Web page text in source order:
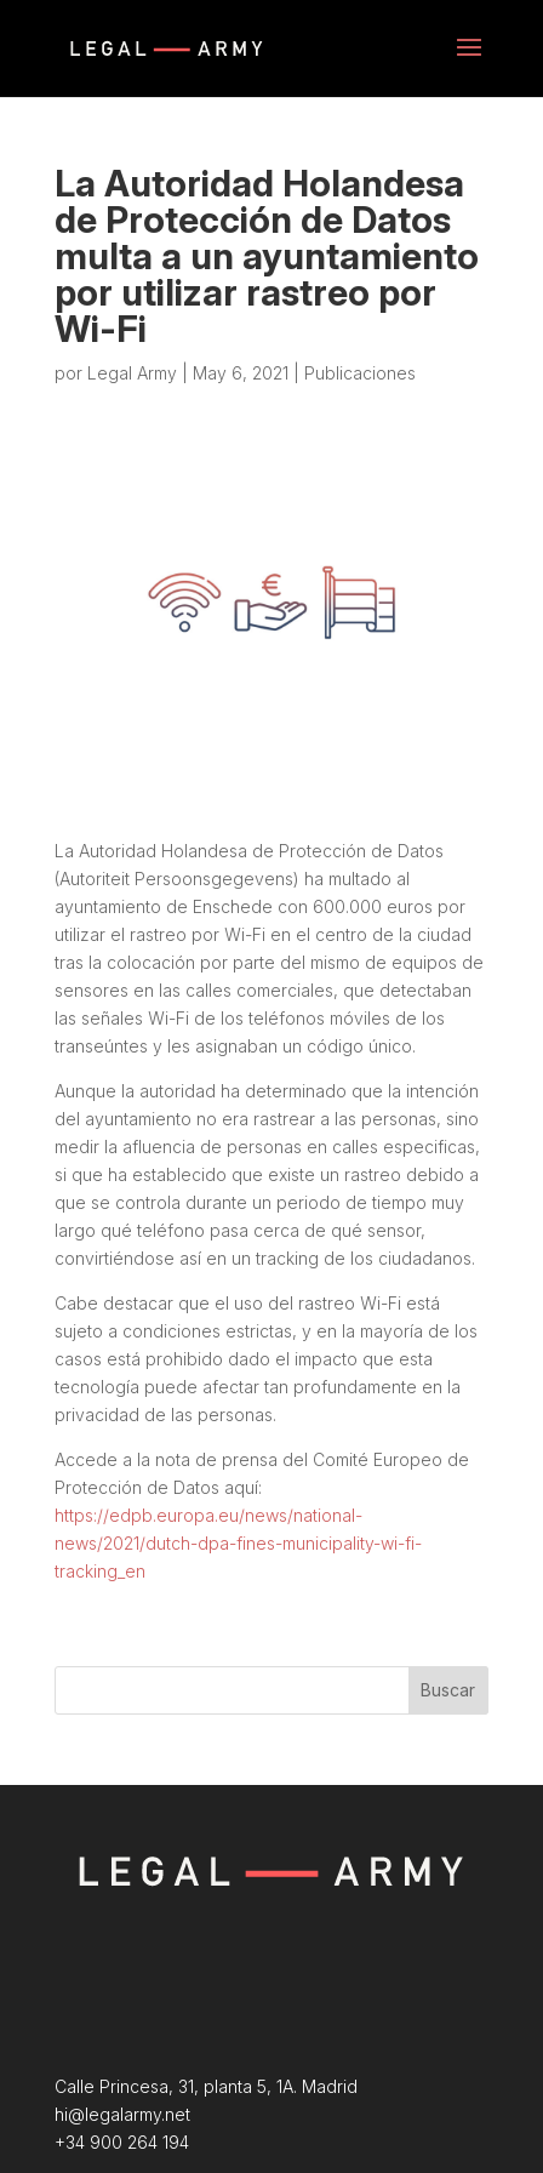
La Autoridad Holandesa
de Protección de Datos
multa a un ayuntamiento
por utilizar rastreo por
Wi-Fi
por Legal Army May 6, 2021 Publicaciones
La Autoridad Holandesa de Protección de Datos
(Autoriteit Persoonsgegevens) ha multado al
ayuntamiento de Enschede con 600.000 euros por
utilizar el rastreo por Wi-Fi en el centro de la ciudad
tras la colocación por parte del mismo de equipos de
sensores en las calles comerciales, que detectaban
las señales Wi-Fi de los teléfonos móviles de los
transeúntes y les asignaban un código único.
Aunque la autoridad ha determinado que la intención
del ayuntamiento no era rastrear a las personas, sino
medir la afluencia de personas en calles especificas,
si que ha establecido que existe un rastreo debido a
que se controla durante un periodo de tiempo muy
largo qué teléfono pasa cerca de qué sensor,
convirtiéndose así en un tracking de los ciudadanos.
Cabe destacar que el uso del rastreo Wi-Fi está
sujeto a condiciones estrictas, y en la mayoría de los
casos está prohibido dado el impacto que esta
tecnología puede afectar tan profundamente en la
privacidad de las personas.
Accede a la nota de prensa del Comité Europeo de
Protección de Datos aquí:
https://edpb.europa.eu/news/national-
news/2021/dutch-dpa-fines-municipality-wi-fi-
tracking_en
Buscar
Calle Princesa, 31, planta 5, 1A. Madrid
hi@legalarmy.net
+34 900 264 194